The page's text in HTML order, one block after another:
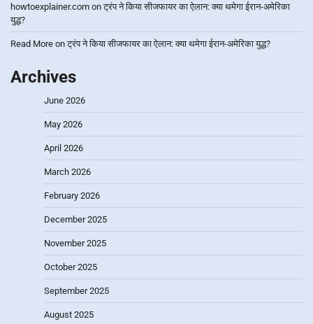
howtoexplainer.com onट्रंप ने किया सीजफायर का ऐलान: क्या थमेगा ईरान-अमेरिका
युद्ध?
Read More onट्रंप ने किया सीजफायर का ऐलान: क्या थमेगा ईरान-अमेरिका युद्ध?
Archives
June 2026
May 2026
April 2026
March 2026
February 2026
December 2025
November 2025
October 2025
September 2025
August 2025